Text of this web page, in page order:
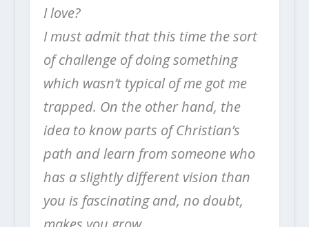
I love?
I must admit that this time the sort
of challenge of doing something
which wasn’t typical of me got me
trapped. On the other hand, the
idea to know parts of Christian’s
path and learn from someone who
has a slightly different vision than
you is fascinating and, no doubt,